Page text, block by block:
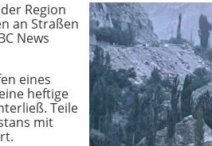
Region
an Straßen
News
eines
heftige
Teile
mit